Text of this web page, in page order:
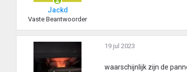
Jackd
Vaste Beantwoorder
19 jul 2023
waarschijnlijk zijn de